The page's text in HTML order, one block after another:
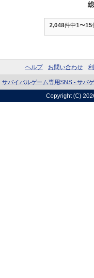
2,048件中1〜15
ヘルプ お問い合わせ
サバイバルゲーム専用SNS - サバ
Copyright (C)